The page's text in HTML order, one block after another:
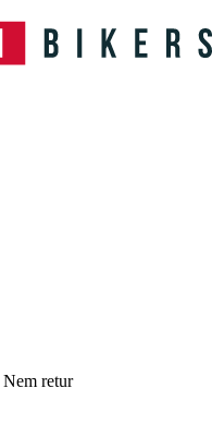
Nem retur